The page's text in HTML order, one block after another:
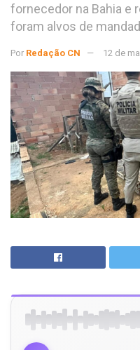
fornecedor na Bahia e
foram alvos de
Por Redação CN 12 de